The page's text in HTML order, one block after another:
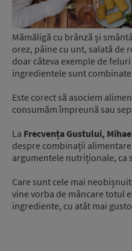
Mămăligă cu brânză și
orez, pâine cu unt, salată
doar câteva exemple de
ingredientele sunt
Este corect să asociem
consumăm împreună sau
La Frecvența Gustului,
despre combinații
argumentele nutriționale, ca
Care sunt cele mai
vine vorba de mâncare totul
ingrediente, cu atât mai